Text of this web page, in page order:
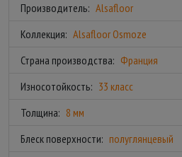
Производитель: Alsafloor
Коллекция: Alsafloor Osmoze
Страна производства: Франция
Износотойкость: 33 класс
Толщина: 8 мм
Блеск поверхности: полуглянцевый